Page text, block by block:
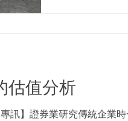
估值分析
訊】證券業研究傳統企業